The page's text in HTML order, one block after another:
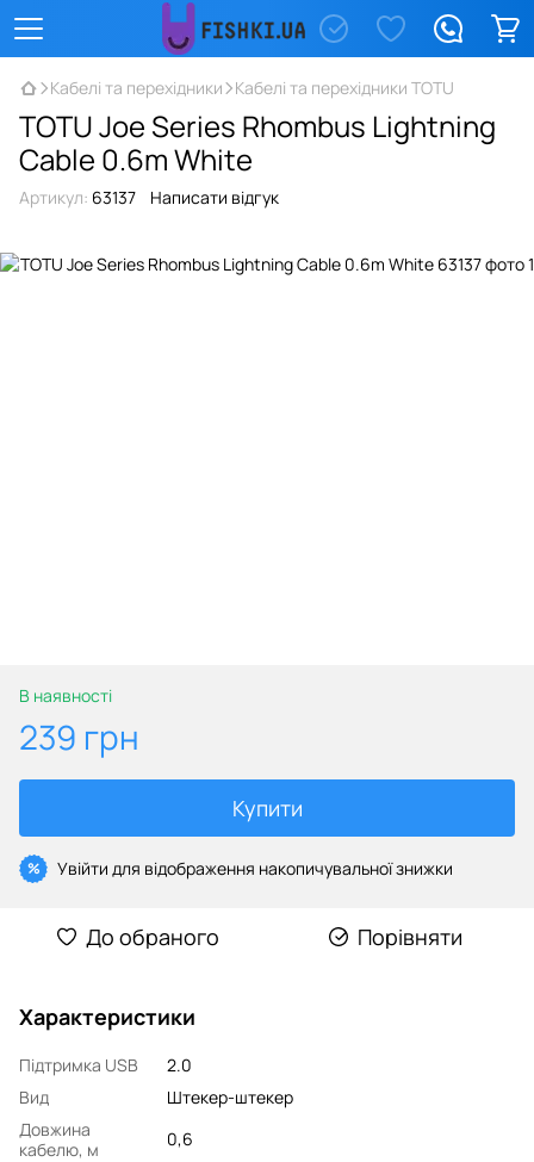
Кабелі та перехідники Кабелі та перехідники TOTU
TOTU Joe Series Rhombus Lightning
Cable 0.6m White
Артикул: 63137 Написати відгук
В наявності
239 грн
Купити
% Увійти для відображення накопичувальної знижки
До обраного Порівняти
Характеристики
Підтримка USB
2.0
Вид
Штекер-штекер
Довжина
кабелю, м
0,6